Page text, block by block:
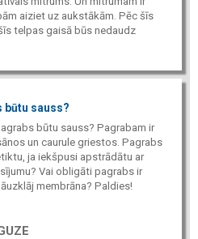
aiziet uz aukstākām. Pēc šīs
telpas gaisā būs nedaudz
būtu sauss?
būtu sauss? Pagrabam ir
un caurule griestos. Pagrabs
ja iekšpusi apstrādātu ar
Vai obligāti pagrabs ir
membrāna? Paldies!